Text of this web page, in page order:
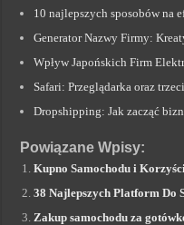
10 najlepszych sposobów na
Generator Nazwy Firmy:
Wpływ Japońskich Firm
Safari: Przeglądarka oraz
Dropshipping: Jak zacząć
Powiązane Wpisy:
Kupno Samochodu i
38 Najlepszych Platform Do
Zakup samochodu za